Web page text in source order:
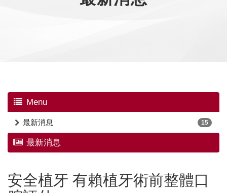
Menu
最新消息 15
最新消息
安全植牙 有賴植牙術前整體口